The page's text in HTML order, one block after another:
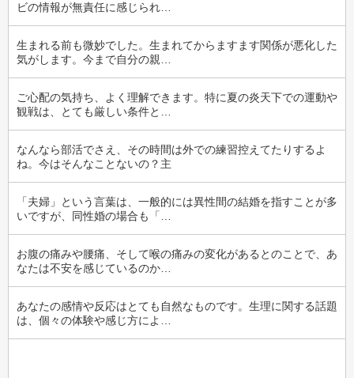
ビの情報が無責任に感じられ…
生まれる前も微妙でした。生まれてからますます関係が悪化した
気がします。今まで自分の親…
ご心配の気持ち、よく理解できます。特に夏の炎天下での運動や
観戦は、とても厳しい条件と…
なんなら部活でさえ、その時間は外での練習控えてたりするよ
ね。今はそんなことないの？主
「夫婦」という言葉は、一般的には異性間の結婚を指すことが多
いですが、同性婚の場合も「…
お腹の痛みや腰痛、そして喉の痛みの変化があるとのことで、あ
なたは不安を感じているのか…
あなたの感情や反応はとても自然なものです。生理に関する話題
は、個々の体験や感じ方によ…